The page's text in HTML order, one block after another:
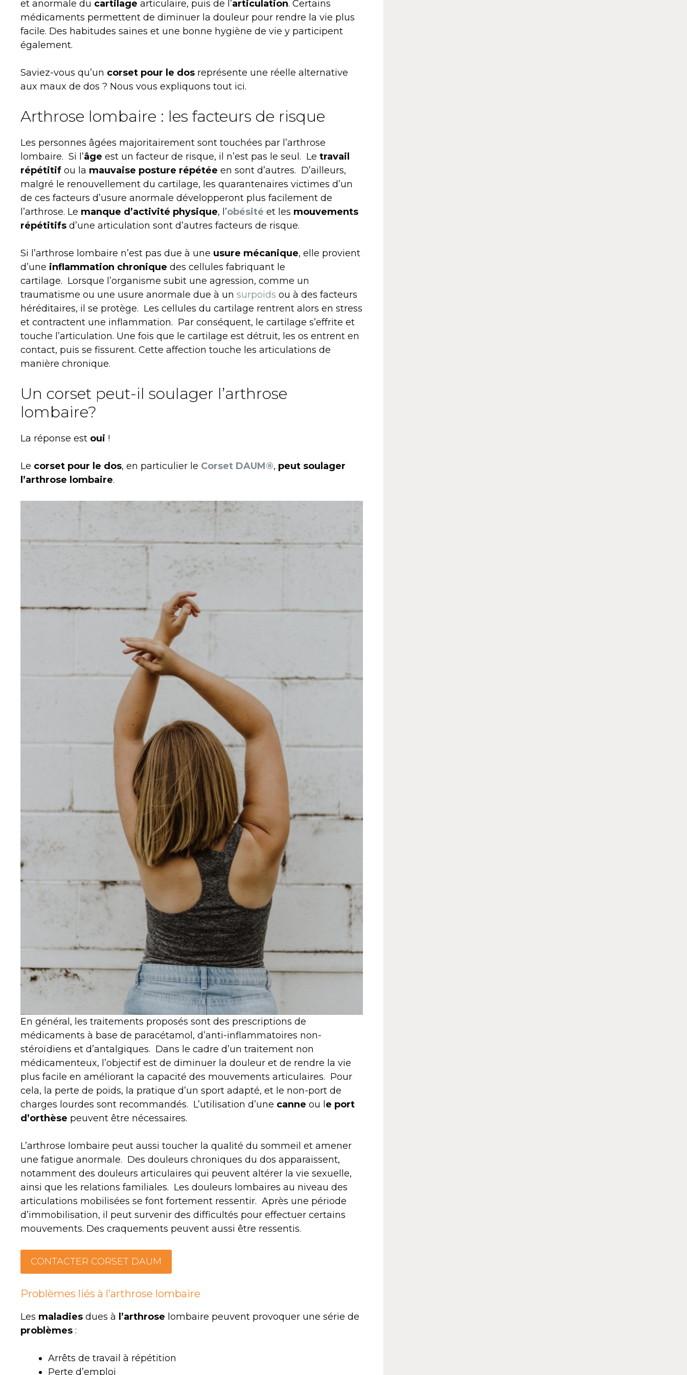
et anormale du cartilage articulaire, puis de l’articulation. Certains
médicaments permettent de diminuer la douleur pour rendre la vie plus
facile. Des habitudes saines et une bonne hygiène de vie y participent
également.
Saviez-vous qu’un corset pour le dos représente une réelle alternative
aux maux de dos ? Nous vous expliquons tout ici.
Arthrose lombaire : les facteurs de risque
Les personnes âgées majoritairement sont touchées par l’arthrose
lombaire. Si l’âge est un facteur de risque, il n’est pas le seul. Le travail
répétitif ou la mauvaise posture répétée en sont d’autres. D’ailleurs,
malgré le renouvellement du cartilage, les quarantenaires victimes d’un
de ces facteurs d’usure anormale développeront plus facilement de
l’arthrose. Le manque d’activité physique, l’obésité et les mouvements
répétitifs d’une articulation sont d’autres facteurs de risque.
Si l’arthrose lombaire n’est pas due à une usure mécanique, elle provient
d’une inflammation chronique des cellules fabriquant le
cartilage. Lorsque l’organisme subit une agression, comme un
traumatisme ou une usure anormale due à un surpoids ou à des facteurs
héréditaires, il se protège. Les cellules du cartilage rentrent alors en stress
et contractent une inflammation. Par conséquent, le cartilage s’effrite et
touche l’articulation. Une fois que le cartilage est détruit, les os entrent en
contact, puis se fissurent. Cette affection touche les articulations de
manière chronique.
Un corset peut-il soulager l’arthrose
lombaire?
La réponse est oui !
Le corset pour le dos, en particulier le Corset DAUM®, peut soulager
l’arthrose lombaire.
En général, les traitements proposés sont des prescriptions de
médicaments à base de paracétamol, d’anti-inflammatoires non-
stéroïdiens et d’antalgiques. Dans le cadre d’un traitement non
médicamenteux, l’objectif est de diminuer la douleur et de rendre la vie
plus facile en améliorant la capacité des mouvements articulaires. Pour
cela, la perte de poids, la pratique d’un sport adapté, et le non-port de
charges lourdes sont recommandés. L’utilisation d’une canne ou l e port
d’orthèse peuvent être nécessaires.
L’arthrose lombaire peut aussi toucher la qualité du sommeil et amener
une fatigue anormale. Des douleurs chroniques du dos apparaissent,
notamment des douleurs articulaires qui peuvent altérer la vie sexuelle,
ainsi que les relations familiales. Les douleurs lombaires au niveau des
articulations mobilisées se font fortement ressentir. Après une période
d’immobilisation, il peut survenir des difficultés pour effectuer certains
mouvements. Des craquements peuvent aussi être ressentis.
CONTACTER CORSET DAUM
Problèmes liés à l’arthrose lombaire
Les maladies dues à l’arthrose lombaire peuvent provoquer une série de
problèmes :
Arrêts de travail à répétition
Perte d’emploi